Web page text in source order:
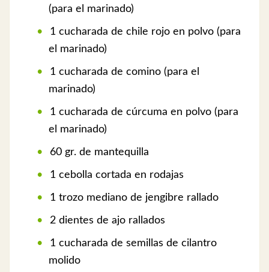
(para el marinado)
1 cucharada de chile rojo en polvo (para
el marinado)
1 cucharada de comino (para el
marinado)
1 cucharada de cúrcuma en polvo (para
el marinado)
60 gr. de mantequilla
1 cebolla cortada en rodajas
1 trozo mediano de jengibre rallado
2 dientes de ajo rallados
1 cucharada de semillas de cilantro
molido